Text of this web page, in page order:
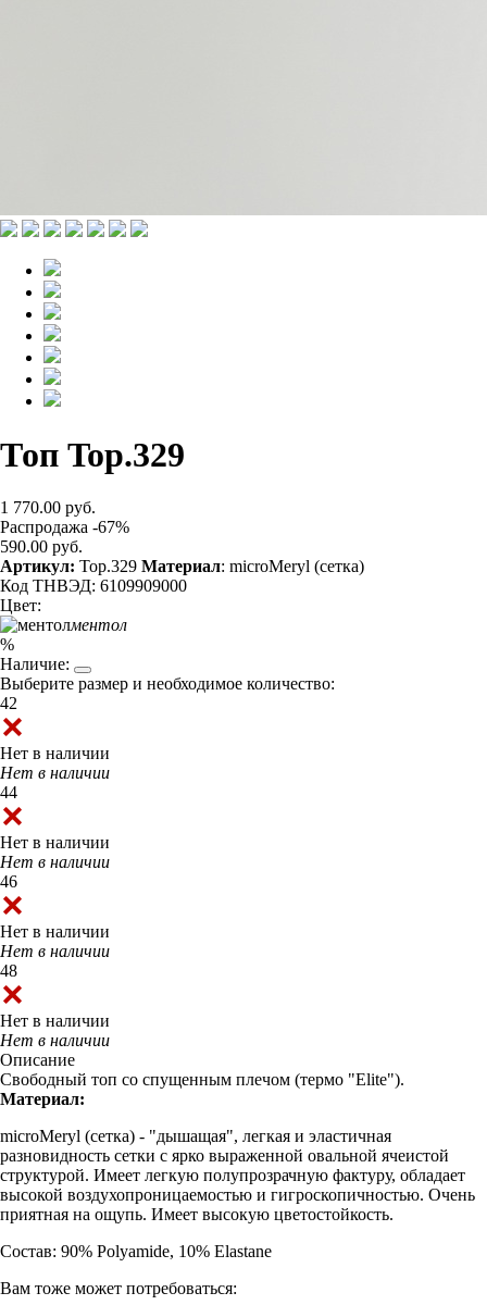
Топ Top.329
1 770.00 руб.
Распродажа -67%
590.00 руб.
Артикул: Top.329 Материал: microMeryl (сетка)
Код ТНВЭД: 6109909000
Цвет:
ментол
%
Наличие:
Выберите размер и необходимое количество:
42
Нет в наличии
Нет в наличии
44
Нет в наличии
Нет в наличии
46
Нет в наличии
Нет в наличии
48
Нет в наличии
Нет в наличии
Описание
Свободный топ со спущенным плечом (термо "Еlite").
Материал:
microMeryl (сетка) - "дышащая", легкая и эластичная
разновидность сетки с ярко выраженной овальной ячеистой
структурой. Имеет легкую полупрозрачную фактуру, обладает
высокой воздухопроницаемостью и гигроскопичностью. Очень
приятная на ощупь. Имеет высокую цветостойкость.
Состав: 90% Polyamide, 10% Elastane
Вам тоже может потребоваться: